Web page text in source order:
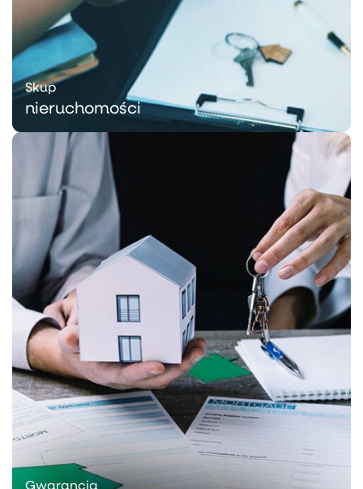
Skup
nieruchomości
Gwarancja